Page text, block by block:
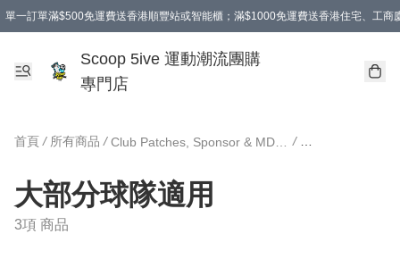
單一訂單滿$500免運費送香港順豐站或智能櫃；滿$1000免運費送香港住宅、工商
Scoop 5ive 運動潮流團購
專門店
首頁 / 所有商品 / /
大部分球隊適用
3項 商品